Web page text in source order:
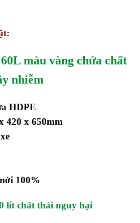
màu vàng chứa chất
nhiễm
HDPE
420 x 650mm
100%